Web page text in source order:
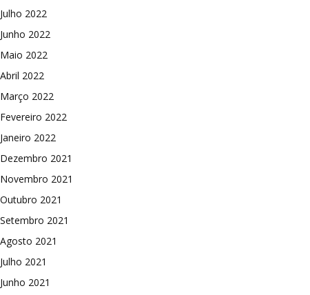
Julho 2022
Junho 2022
Maio 2022
Abril 2022
Março 2022
Fevereiro 2022
Janeiro 2022
Dezembro 2021
Novembro 2021
Outubro 2021
Setembro 2021
Agosto 2021
Julho 2021
Junho 2021